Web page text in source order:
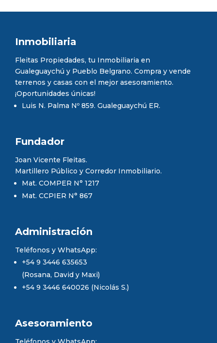
Inmobiliaria
Fleitas Propiedades, tu Inmobiliaria en
Gualeguaychú y Pueblo Belgrano. Compra y vende
terrenos y casas con el mejor asesoramiento.
¡Oportunidades únicas!
Luis N. Palma Nº 859. Gualeguaychú ER.
Fundador
Joan Vicente Fleitas.
Martillero Público y Corredor Inmobiliario.
Mat. COMPER N° 1217
Mat. CCPIER N° 867
Administración
Teléfonos y WhatsApp:
+54 9 3446 635653
(Rosana, David y Maxi)
+54 9 3446 640026 (Nicolás S.)
Asesoramiento